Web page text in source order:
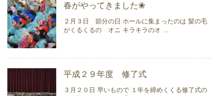
春がやってきました❀
２月３日 節分の日 ホールに集まったのは 髪の毛
がくるくるの オニ キラキラのオ ...
平成２９年度 修了式
３月２０日 早いもので １年を締めくくる修了式の